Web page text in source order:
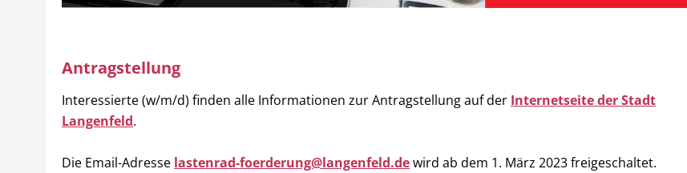
Antragstellung
Interessierte (w/m/d) finden alle Informationen zur Antragstellung auf der Internetseite der Stadt
Langenfeld.
Die Email-Adresse lastenrad-foerderung@langenfeld.dewird ab dem 1. März 2023 freigeschaltet.